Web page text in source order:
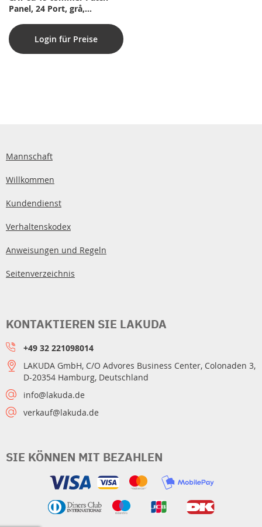
Panel, 24 Port, grå,
Login für Preise
Mannschaft
Willkommen
Kundendienst
Verhaltenskodex
Anweisungen und Regeln
Seitenverzeichnis
SIE KÖNNEN MIT BEZAHLEN
KONTAKTIEREN SIE LAKUDA
+49 32 221098014
LAKUDA GmbH, C/O Advores Business Center, Colonaden 3,
D-20354 Hamburg, Deutschland
info@lakuda.de
verkauf@lakuda.de